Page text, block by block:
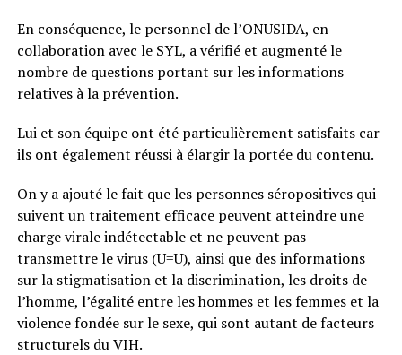
En conséquence, le personnel de l’ONUSIDA, en
collaboration avec le SYL, a vérifié et augmenté le
nombre de questions portant sur les informations
relatives à la prévention.
Lui et son équipe ont été particulièrement satisfaits car
ils ont également réussi à élargir la portée du contenu.
On y a ajouté le fait que les personnes séropositives qui
suivent un traitement efficace peuvent atteindre une
charge virale indétectable et ne peuvent pas
transmettre le virus (U=U), ainsi que des informations
sur la stigmatisation et la discrimination, les droits de
l’homme, l’égalité entre les hommes et les femmes et la
violence fondée sur le sexe, qui sont autant de facteurs
structurels du VIH.